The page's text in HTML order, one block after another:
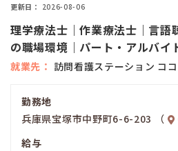
更新日 2026-08-06
理学療法士｜作業療法士｜言語
の職場環境｜パート・アルバイ
就業先 訪問看護ステーション コ
勤務地
兵庫県宝塚市中野町6-6-203 （
給与